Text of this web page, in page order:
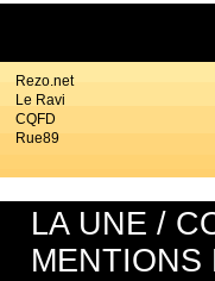
Rezo.net
Le Ravi
CQFD
Rue89
LA UNE /